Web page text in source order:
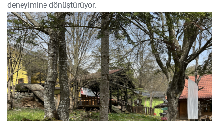
deneyimine dönüştürüyor.